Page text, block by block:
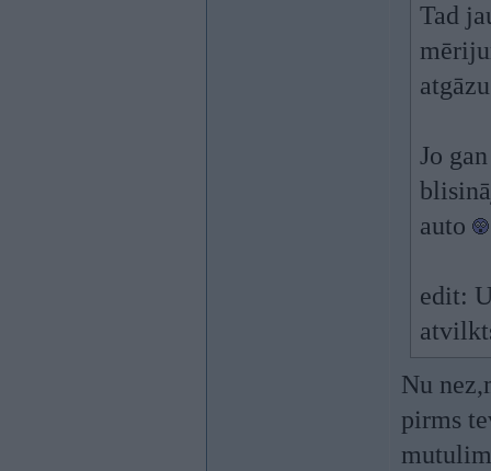
Tad
Jo
auto
edit:
Nu
pirms